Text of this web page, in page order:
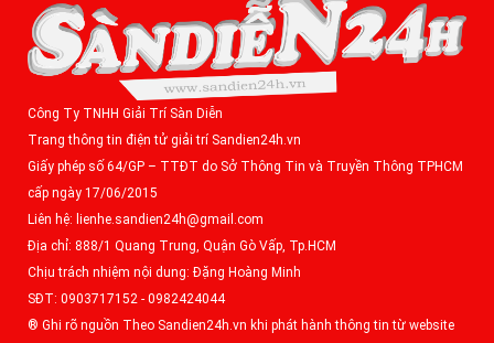
Công Ty TNHH Giải Trí Sàn Diễn
Trang thông tin điện tử giải trí Sandien24h.vn
Giấy phép số 64/GP – TTĐT do Sở Thông Tin và Truyền Thông TPHCM
cấp ngày 17/06/2015
Liên hệ: lienhe.sandien24h@gmail.com
Địa chỉ: 888/1 Quang Trung, Quận Gò Vấp, Tp.HCM
Chịu trách nhiệm nội dung: Đặng Hoàng Minh
SĐT: 0903717152 - 0982424044
® Ghi rõ nguồn Theo Sandien24h.vn khi phát hành thông tin từ website